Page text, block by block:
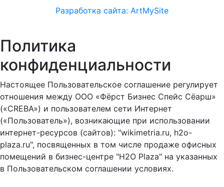
Разработка сайта: ArtMySite
Политика
конфиденциальности
Настоящее Пользовательское соглашение регулирует
отношения между ООО «Фёрст Бизнес Спейс Сёарш»
(«CREBA») и пользователем сети Интернет
(«Пользователь»), возникающие при использовании
интернет-ресурсов (сайтов): "wikimetria.ru, h2o-
plaza.ru", посвященных в том числе продаже офисных
помещений в бизнес-центре "H2O Plaza" на указанных
в Пользовательском соглашении условиях.